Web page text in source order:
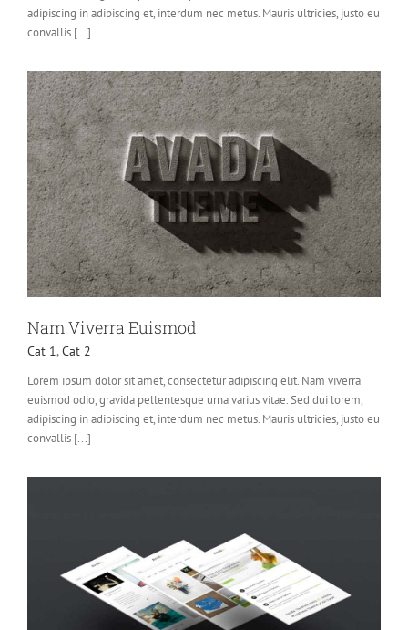
adipiscing in adipiscing et, interdum nec metus. Mauris ultricies, justo eu
convallis [...]
Nam Viverra Euismod
Cat 1,Cat 2
Lorem ipsum dolor sit amet, consectetur adipiscing elit. Nam viverra
euismod odio, gravida pellentesque urna varius vitae. Sed dui lorem,
adipiscing in adipiscing et, interdum nec metus. Mauris ultricies, justo eu
convallis [...]